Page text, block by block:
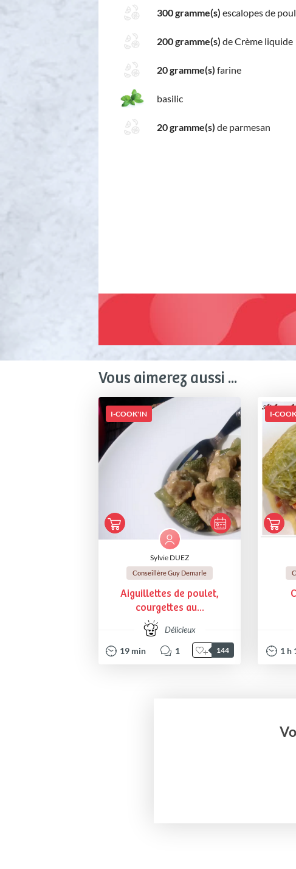
300 gramme(s) escalopes de
200 gramme(s) de Crème liquide
20 gramme(s) farine
basilic
20 gramme(s) de parmesan
Vous aimerez aussi ...
I-COOK'IN
Sylvie DUEZ
Conseillère Guy Demarle
Aiguillettes de poulet,
courgettes au...
Délicieux
19 min 1 144
I-
1 h